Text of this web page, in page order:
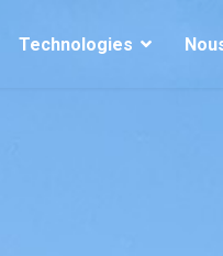
Technologies